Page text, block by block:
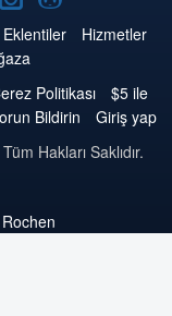
JoomlaJoomla
Eklentiler
Hizmetler
Politikası
$5 ile
Bildirin
Giriş yap
Tüm Hakları Saklıdır.
Rochen